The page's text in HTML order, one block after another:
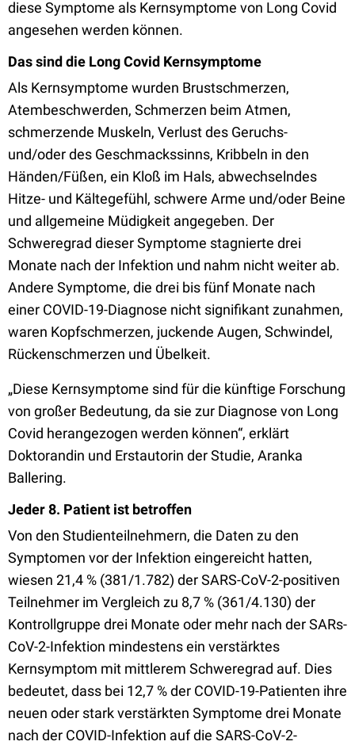
diese Symptome als Kernsymptome von Long Covid
angesehen werden können.
Das sind die Long Covid Kernsymptome
Als Kernsymptome wurden Brustschmerzen,
Atembeschwerden, Schmerzen beim Atmen,
schmerzende Muskeln, Verlust des Geruchs-
und/oder des Geschmackssinns, Kribbeln in den
Händen/Füßen, ein Kloß im Hals, abwechselndes
Hitze- und Kältegefühl, schwere Arme und/oder Beine
und allgemeine Müdigkeit angegeben. Der
Schweregrad dieser Symptome stagnierte drei
Monate nach der Infektion und nahm nicht weiter ab.
Andere Symptome, die drei bis fünf Monate nach
einer COVID-19-Diagnose nicht signifikant zunahmen,
waren Kopfschmerzen, juckende Augen, Schwindel,
Rückenschmerzen und Übelkeit.
„Diese Kernsymptome sind für die künftige Forschung
von großer Bedeutung, da sie zur Diagnose von Long
Covid herangezogen werden können“, erklärt
Doktorandin und Erstautorin der Studie, Aranka
Ballering.
Jeder 8. Patient ist betroffen
Von den Studienteilnehmern, die Daten zu den
Symptomen vor der Infektion eingereicht hatten,
wiesen 21,4 % (381/1.782) der SARS-CoV-2-positiven
Teilnehmer im Vergleich zu 8,7 % (361/4.130) der
Kontrollgruppe drei Monate oder mehr nach der SARs-
CoV-2-Infektion mindestens ein verstärktes
Kernsymptom mit mittlerem Schweregrad auf. Dies
bedeutet, dass bei 12,7 % der COVID-19-Patienten ihre
neuen oder stark verstärkten Symptome drei Monate
nach der COVID-Infektion auf die SARS-CoV-2-